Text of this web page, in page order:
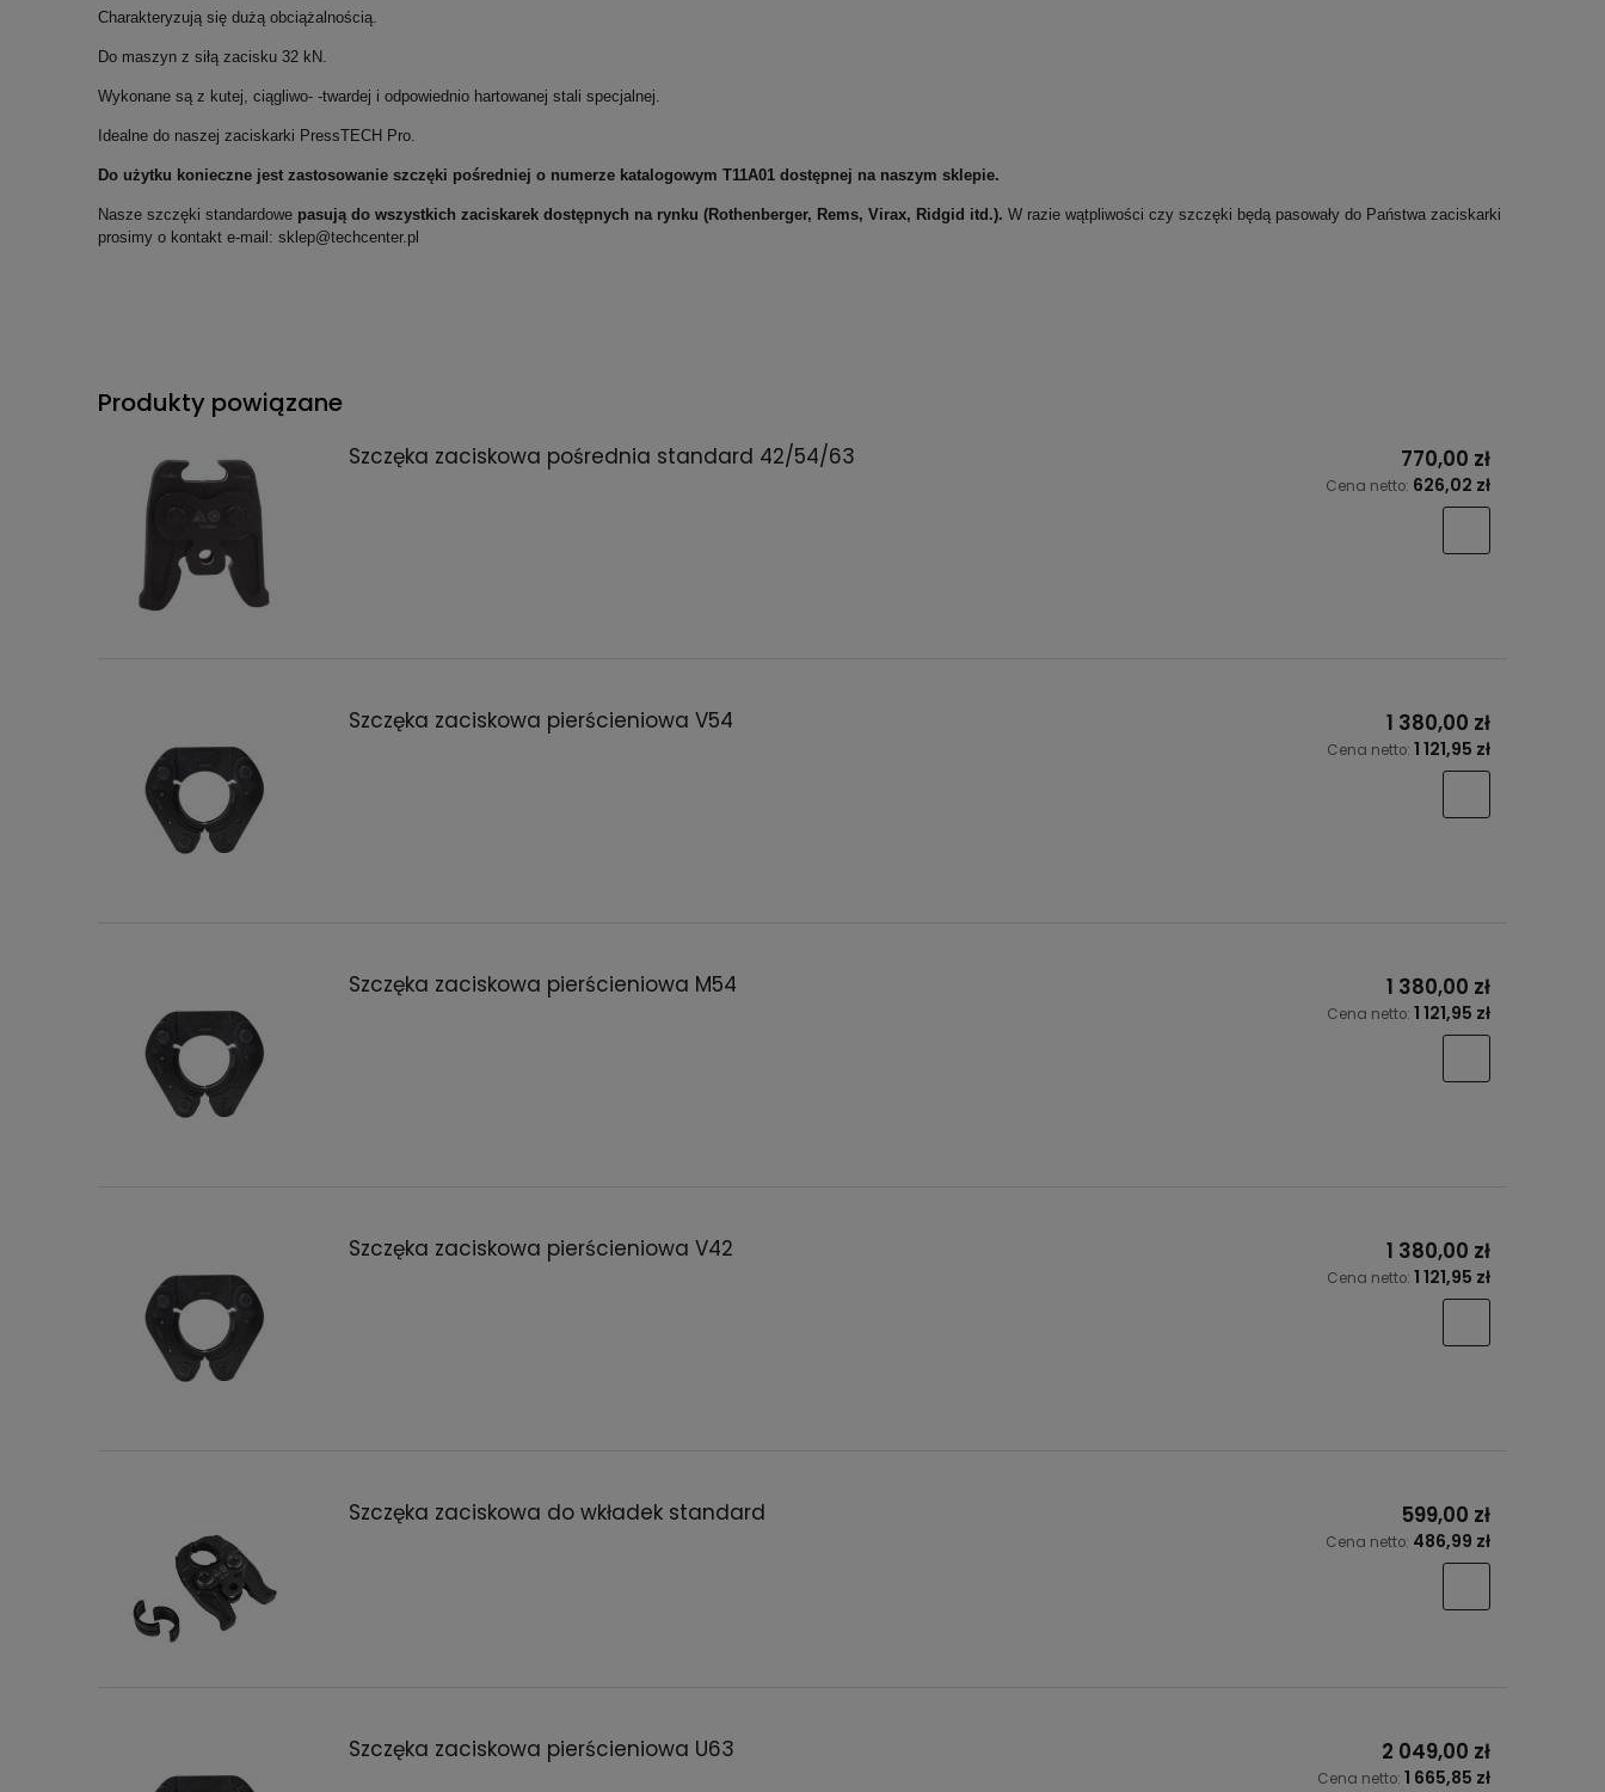
Charakteryzują się dużą obciążalnością.
Do maszyn z siłą zacisku 32 kN.
Wykonane są z kutej, ciągliwo- -twardej i odpowiednio hartowanej stali specjalnej.
Idealne do naszej zaciskarki PressTECH Pro.
Do użytku konieczne jest zastosowanie szczęki pośredniej o numerze katalogowym T11A01 dostępnej na naszym sklepie.
Nasze szczęki standardowe pasują do wszystkich zaciskarek dostępnych na rynku (Rothenberger, Rems, Virax, Ridgid itd.). W razie wątpliwości czy szczęki będą pasowały do Państwa zaciskarki
prosimy o kontakt e-mail: sklep@techcenter.pl
Produkty powiązane
Szczęka zaciskowa pośrednia standard 42/54/63 770,00 zł
Cena netto: 626,02 zł
Szczęka zaciskowa pierścieniowa V54 1 380,00 zł
Cena netto: 1 121,95 zł
Szczęka zaciskowa pierścieniowa M54 1 380,00 zł
Cena netto: 1 121,95 zł
Szczęka zaciskowa pierścieniowa V42 1 380,00 zł
Cena netto: 1 121,95 zł
Szczęka zaciskowa do wkładek standard 599,00 zł
Cena netto: 486,99 zł
Szczęka zaciskowa pierścieniowa U63 2 049,00 zł
Cena netto: 1 665,85 zł